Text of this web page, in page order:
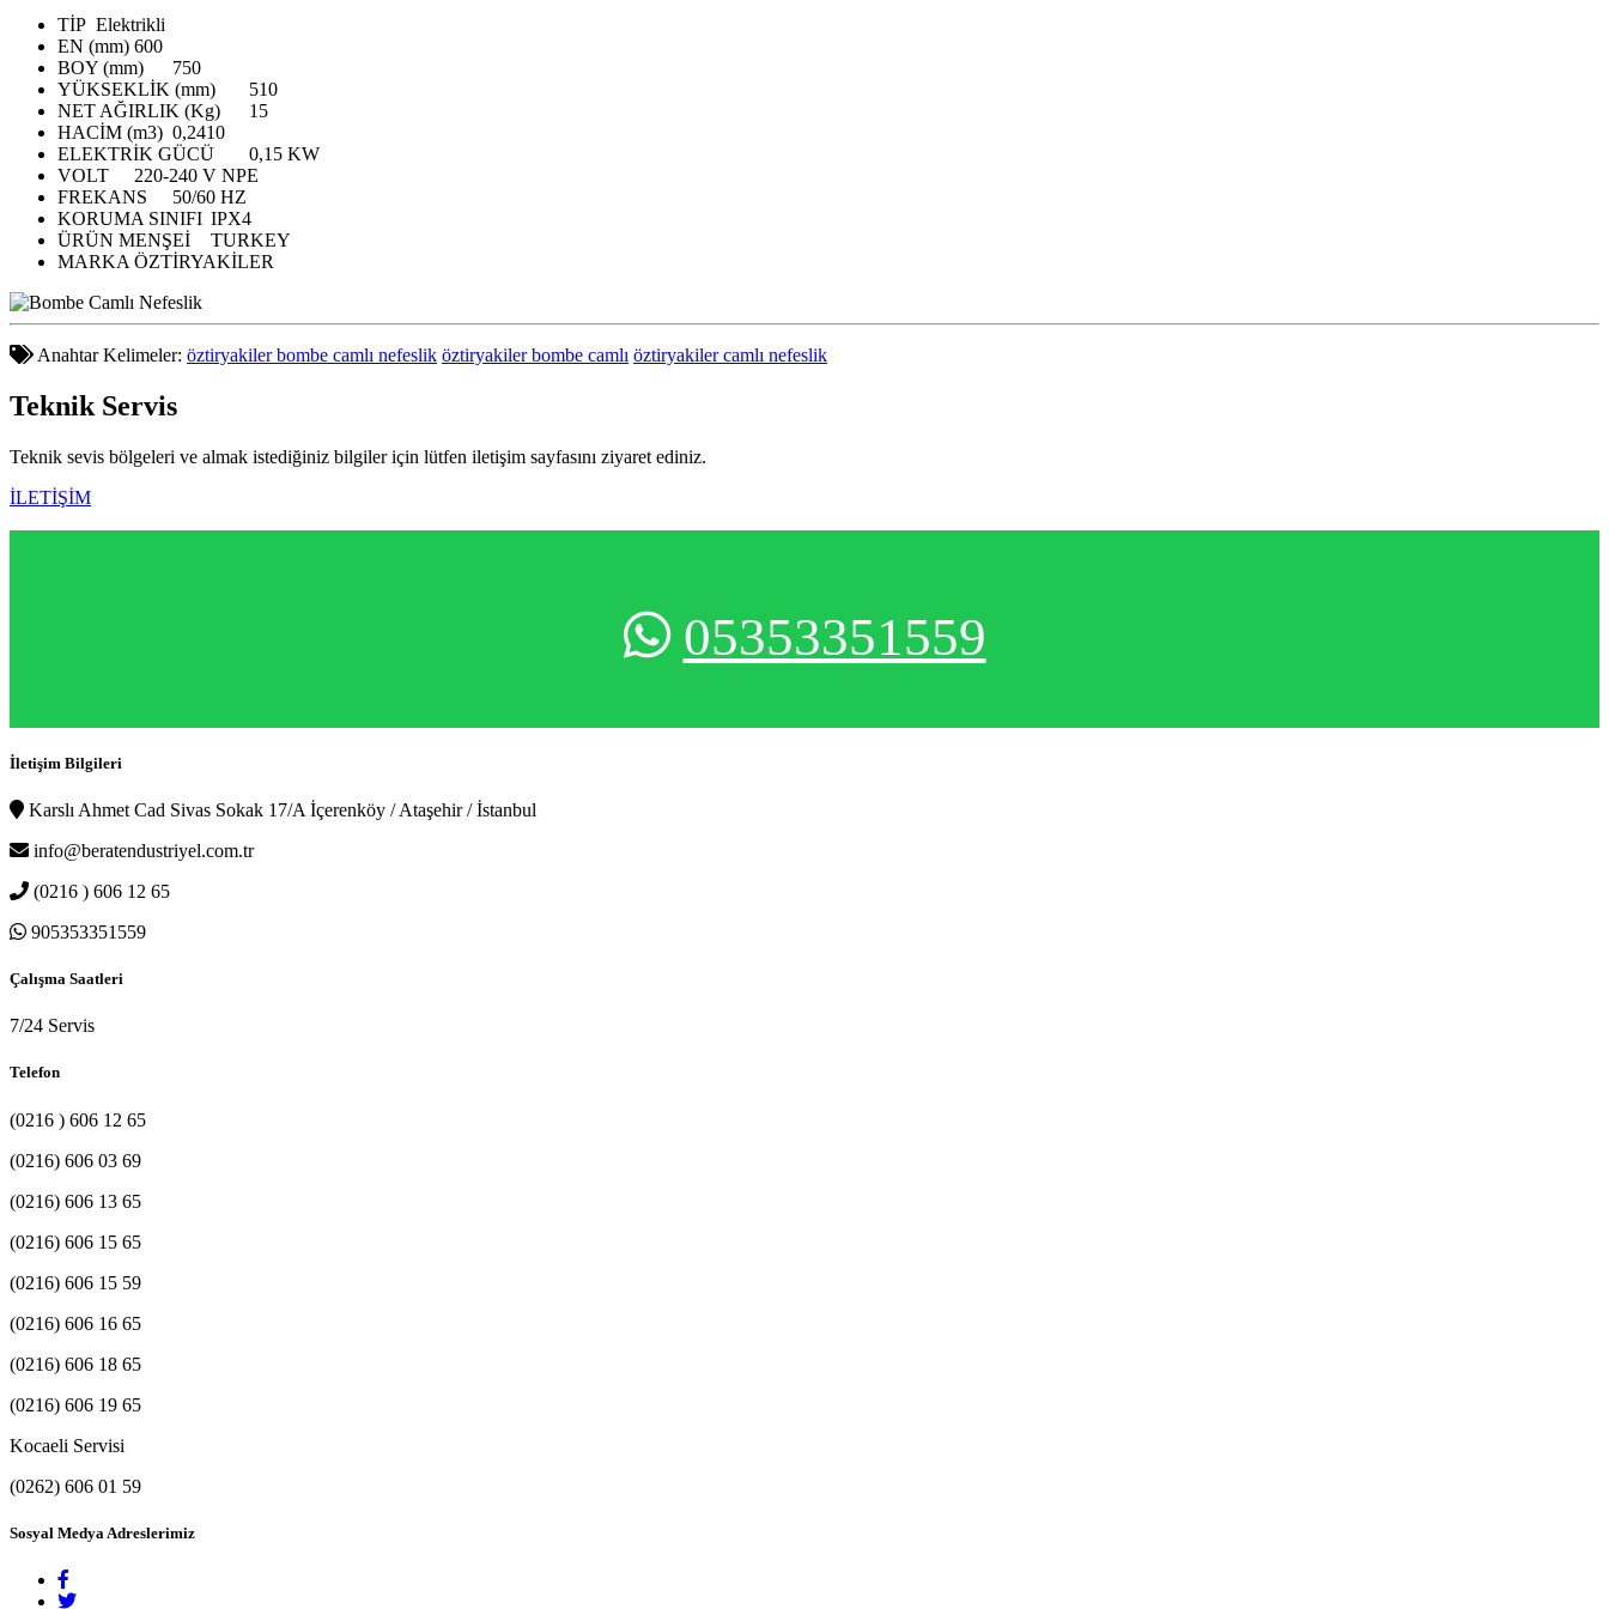
TİP Elektrikli
EN (mm) 600
BOY (mm)
750
YÜKSEKLİK (mm)
510
NET AĞIRLIK (Kg)
15
HACİM (m3) 0,2410
ELEKTRİK GÜCÜ
0,15 KW
VOLT
220-240 V NPE
FREKANS
50/60 HZ
KORUMA SINIFI IPX4
ÜRÜN MENŞEİ
TURKEY
MARKA ÖZTİRYAKİLER
Anahtar Kelimeler: öztiryakiler bombe camlı nefeslik öztiryakiler bombe camlı öztiryakiler camlı nefeslik
Teknik Servis
Teknik sevis bölgeleri ve almak istediğiniz bilgiler için lütfen iletişim sayfasını ziyaret ediniz.
İLETİŞİM
05353351559
İletişim Bilgileri
Karslı Ahmet Cad Sivas Sokak 17/A İçerenköy / Ataşehir / İstanbul
info@beratendustriyel.com.tr
(0216 ) 606 12 65
905353351559
Çalışma Saatleri
7/24 Servis
Telefon
(0216 ) 606 12 65
(0216) 606 03 69
(0216) 606 13 65
(0216) 606 15 65
(0216) 606 15 59
(0216) 606 16 65
(0216) 606 18 65
(0216) 606 19 65
Kocaeli Servisi
(0262) 606 01 59
Sosyal Medya Adreslerimiz